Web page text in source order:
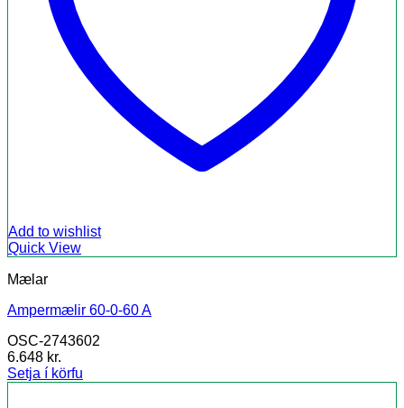
Add to wishlist
Quick View
Mælar
Ampermælir 60-0-60 A
OSC-2743602
6.648 kr.
Setja í körfu